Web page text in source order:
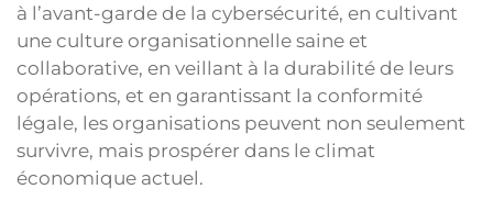
à l’avant-garde de la cybersécurité, en cultivant
une culture organisationnelle saine et
collaborative, en veillant à la durabilité de leurs
opérations, et en garantissant la conformité
légale, les organisations peuvent non seulement
survivre, mais prospérer dans le climat
économique actuel.